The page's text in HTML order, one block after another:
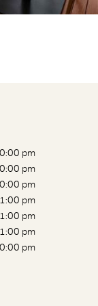
pm
pm
pm
pm
pm
pm
pm